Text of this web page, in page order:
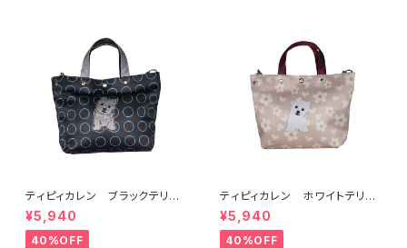
ティピィカレン ブラックテリア2
WAYミニトートバッグ
¥5,940
40%OFF
ティピィカレン ホワイトテリア
2WAYミニトートバッグ
¥5,940
40%OFF